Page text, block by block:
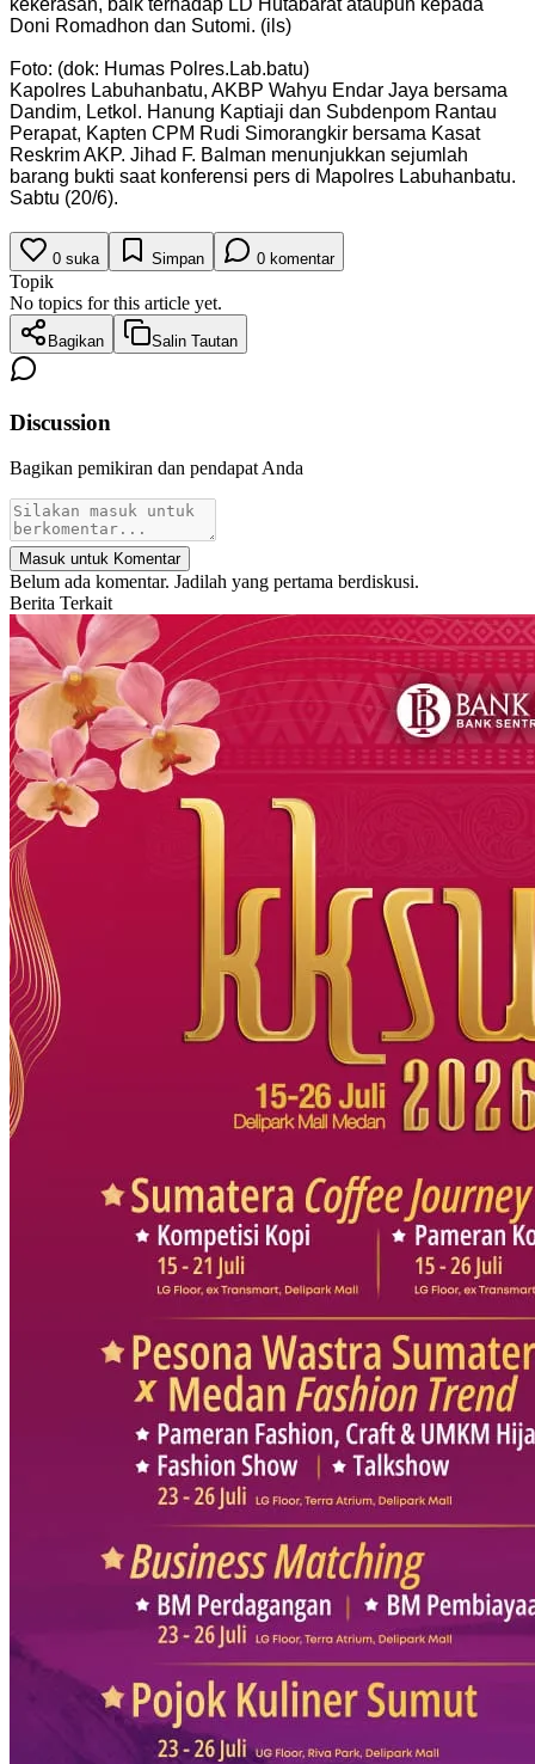
Doni Romadhon dan Sutomi. (ils)
Foto: (dok: Humas Polres.Lab.batu)
Kapolres Labuhanbatu, AKBP Wahyu Endar Jaya bersama
Dandim, Letkol. Hanung Kaptiaji dan Subdenpom Rantau
Perapat, Kapten CPM Rudi Simorangkir bersama Kasat
Reskrim AKP. Jihad F. Balman menunjukkan sejumlah
barang bukti saat konferensi pers di Mapolres Labuhanbatu.
Sabtu (20/6).
0 suka Simpan 0 komentar
Topik
No topics for this article yet.
Bagikan Salin Tautan
Discussion
Bagikan pemikiran dan pendapat Anda
Masuk untuk Komentar
Belum ada komentar. Jadilah yang pertama berdiskusi.
Berita Terkait